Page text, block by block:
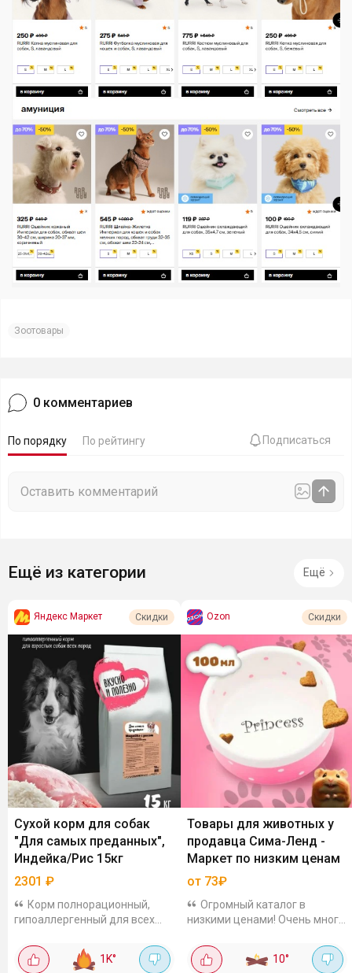
Зоотовары
0 комментариев
По порядку По рейтингу Подписаться
Ещё из категории Ещё
Яндекс Маркет Скидки
Сухой корм для собак
"Для самых преданных",
Индейка/Рис 15кг
2301 ₽
Корм полнорационный,
гипоаллергенный для всех
усваиваются, состав
сбалансированный: мясо,
1K°
Ozon Скидки
Товары для животных у
продавца Сима-Ленд -
Маркет по низким ценам
от 73₽
Огромный каталог в
низкими ценами! Очень много
ухода за животными на любой
бюджет. Для кошек можно
10°